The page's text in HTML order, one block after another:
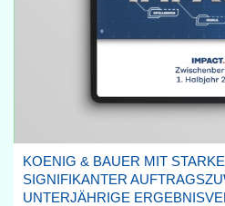
KOENIG & BAUER MIT
SIGNIFIKANTER
UNTERJÄHRIGE